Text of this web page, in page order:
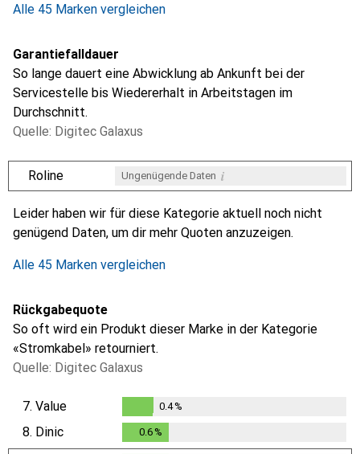
Alle 45 Marken vergleichen
Garantiefalldauer
So lange dauert eine Abwicklung ab Ankunft bei der
Servicestelle bis Wiedererhalt in Arbeitstagen im
Durchschnitt.
Quelle: Digitec Galaxus
Roline Ungenügende Daten i
Leider haben wir für diese Kategorie aktuell noch nicht
genügend Daten, um dir mehr Quoten anzuzeigen.
Alle 45 Marken vergleichen
Rückgabequote
So oft wird ein Produkt dieser Marke in der Kategorie
«Stromkabel» retourniert.
Quelle: Digitec Galaxus
7. Value
0.4%
0.4%
8. Dinic 0.6%